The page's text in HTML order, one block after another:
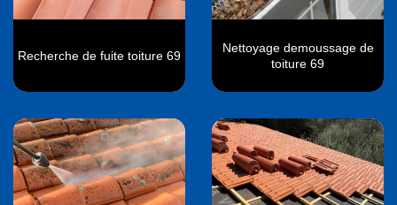
Recherche de fuite toiture 69
Nettoyage demoussage de
toiture 69